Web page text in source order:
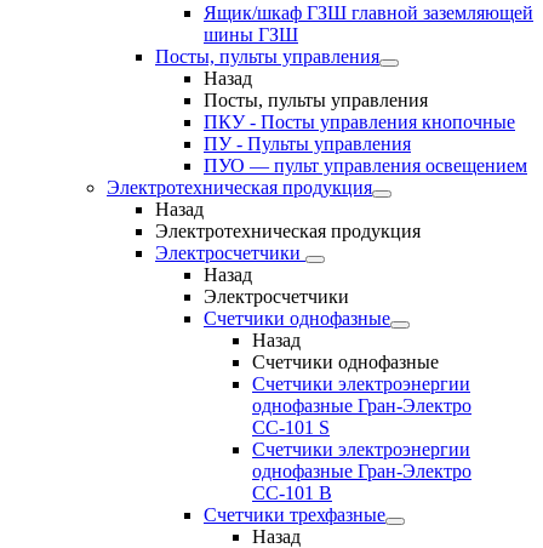
Ящик/шкаф ГЗШ главной заземляющей
шины ГЗШ
Посты, пульты управления
Назад
Посты, пульты управления
ПКУ - Посты управления кнопочные
ПУ - Пульты управления
ПУО — пульт управления освещением
Электротехническая продукция
Назад
Электротехническая продукция
Электросчетчики
Назад
Электросчетчики
Счетчики однофазные
Назад
Счетчики однофазные
Счетчики электроэнергии
однофазные Гран-Электро
СС-101 S
Счетчики электроэнергии
однофазные Гран-Электро
СС-101 B
Счетчики трехфазные
Назад